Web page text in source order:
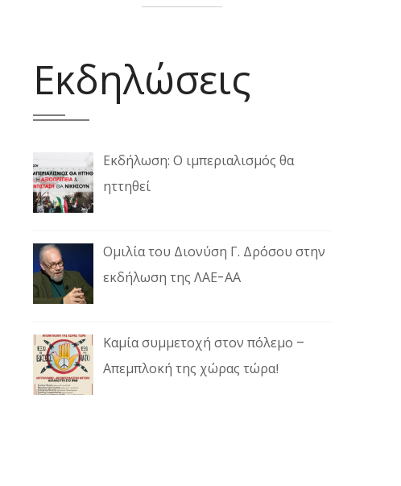
Εκδηλώσεις
Εκδήλωση: Ο ιμπεριαλισμός θα
ηττηθεί
Ομιλία του Διονύση Γ. Δρόσου στην
εκδήλωση της ΛΑΕ-ΑΑ
Καμία συμμετοχή στον πόλεμο –
Απεμπλοκή της χώρας τώρα!